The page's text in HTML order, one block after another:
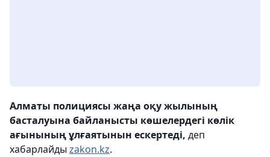
Алматы полициясы жаңа оқу жылының
басталуына байланысты көшелердегі көлік
ағынының ұлғаятынын ескертеді, деп
хабарлайды zakon.kz.